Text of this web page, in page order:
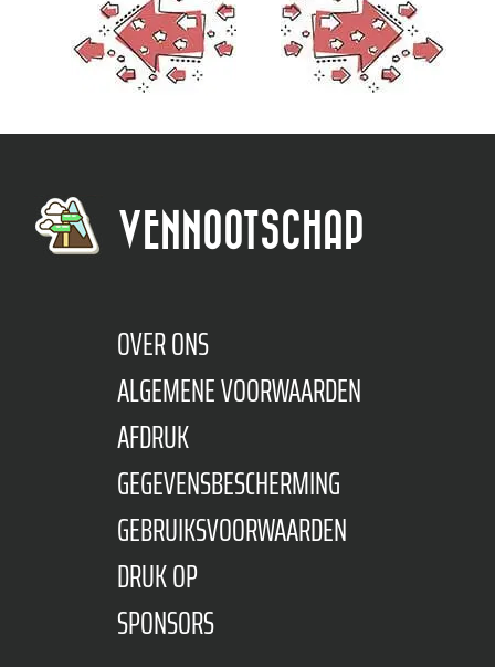
VENNOOTSCHAP
OVER ONS
ALGEMENE VOORWAARDEN
AFDRUK
GEGEVENSBESCHERMING
GEBRUIKSVOORWAARDEN
DRUK OP
SPONSORS